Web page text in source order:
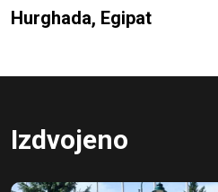
Hurghada, Egipat
Izdvojeno